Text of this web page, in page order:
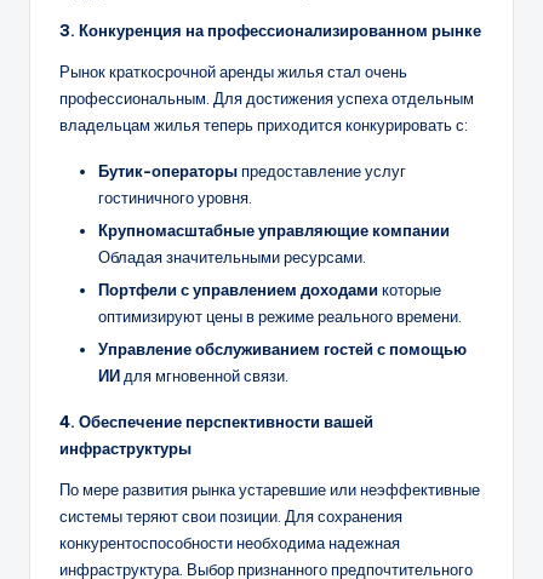
3. Конкуренция на профессионализированном рынке
Рынок краткосрочной аренды жилья стал очень
профессиональным. Для достижения успеха отдельным
владельцам жилья теперь приходится конкурировать с:
Бутик-операторыпредоставление услуг
гостиничного уровня.
Крупномасштабные управляющие компании
Обладая значительными ресурсами.
Портфели с управлением доходамикоторые
оптимизируют цены в режиме реального времени.
Управление обслуживанием гостей с помощью
ИИ для мгновенной связи.
4. Обеспечение перспективности вашей
инфраструктуры
По мере развития рынка устаревшие или неэффективные
системы теряют свои позиции. Для сохранения
конкурентоспособности необходима надежная
инфраструктура. Выбор признанного предпочтительного